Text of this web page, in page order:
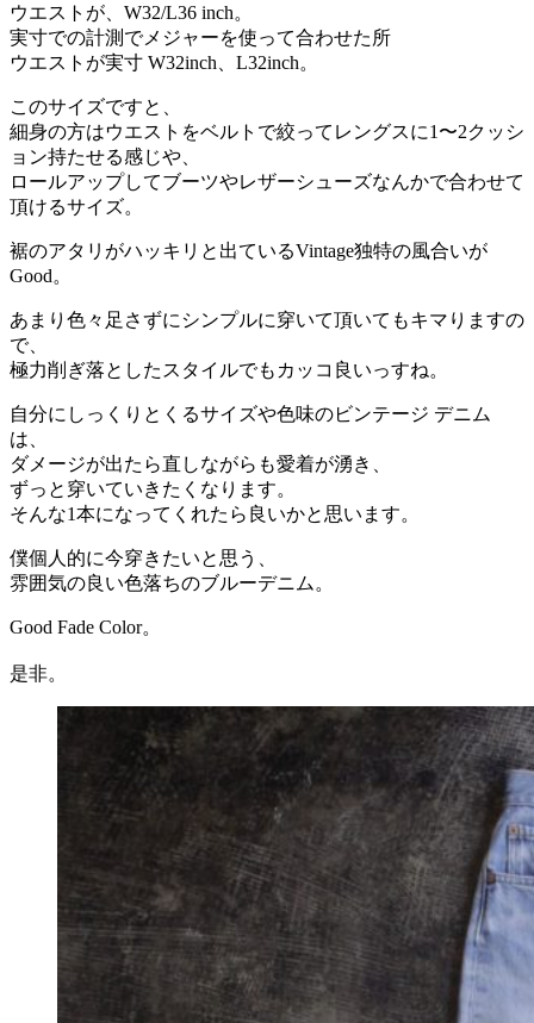
ウエストが、W32/L36 inch。
実寸での計測でメジャーを使って合わせた所
ウエストが実寸 W32inch、L32inch。
このサイズですと、
細身の方はウエストをベルトで絞ってレングスに1〜2クッシ
ョン持たせる感じや、
ロールアップしてブーツやレザーシューズなんかで合わせて
頂けるサイズ。
裾のアタリがハッキリと出ているVintage独特の風合いが
Good。
あまり色々足さずにシンプルに穿いて頂いてもキマりますの
で、
極力削ぎ落としたスタイルでもカッコ良いっすね。
自分にしっくりとくるサイズや色味のビンテージ デニム
は、
ダメージが出たら直しながらも愛着が湧き、
ずっと穿いていきたくなります。
そんな1本になってくれたら良いかと思います。
僕個人的に今穿きたいと思う、
雰囲気の良い色落ちのブルーデニム。
Good Fade Color。
是非。